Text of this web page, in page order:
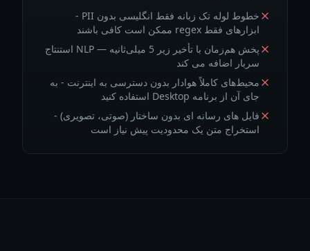
خطوط لوله تک زبانه فقط انگلیسی بدون PII -
ابزارهای فقط regex ممکن است کافی باشند
پخش هم‌زمان با تأخیر زیر 5 میلی‌ثانیه — NLP استنتاج
سربار اضافه می کند
محیط‌های کاملاً هوادار بدون دسترسی به اینترنت - به
جای آن از برنامه Desktop استفاده کنید
فایل های رسانه ای بدون ساختار (صوتی، تصویری) -
استخراج متن یک محدودیت پیش نیاز است